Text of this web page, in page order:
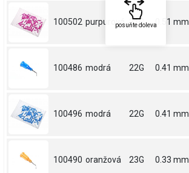
100502 purpurová 21G 0.51 mm
100486 modrá 22G 0.41 mm
100496 modrá 22G 0.41 mm
100490 oranžová 23G 0.33 mm
posuňte doleva